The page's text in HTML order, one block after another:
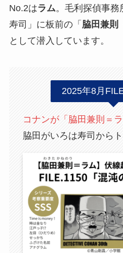
No.2はラム。毛利探偵事務
寿司」に板前の「 脇田兼則
として潜入しています。
2025年8月
コナンが「脇田兼則＝
脇田がいろは寿司から